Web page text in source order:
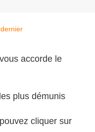
accorde le
plus démunis
cliquer sur